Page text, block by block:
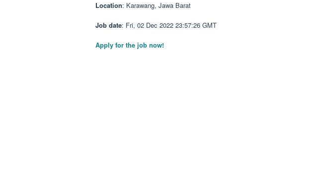
Location: Karawang, Jawa Barat
Job date: Fri, 02 Dec 2022 23:57:26 GMT
Apply for the job now!